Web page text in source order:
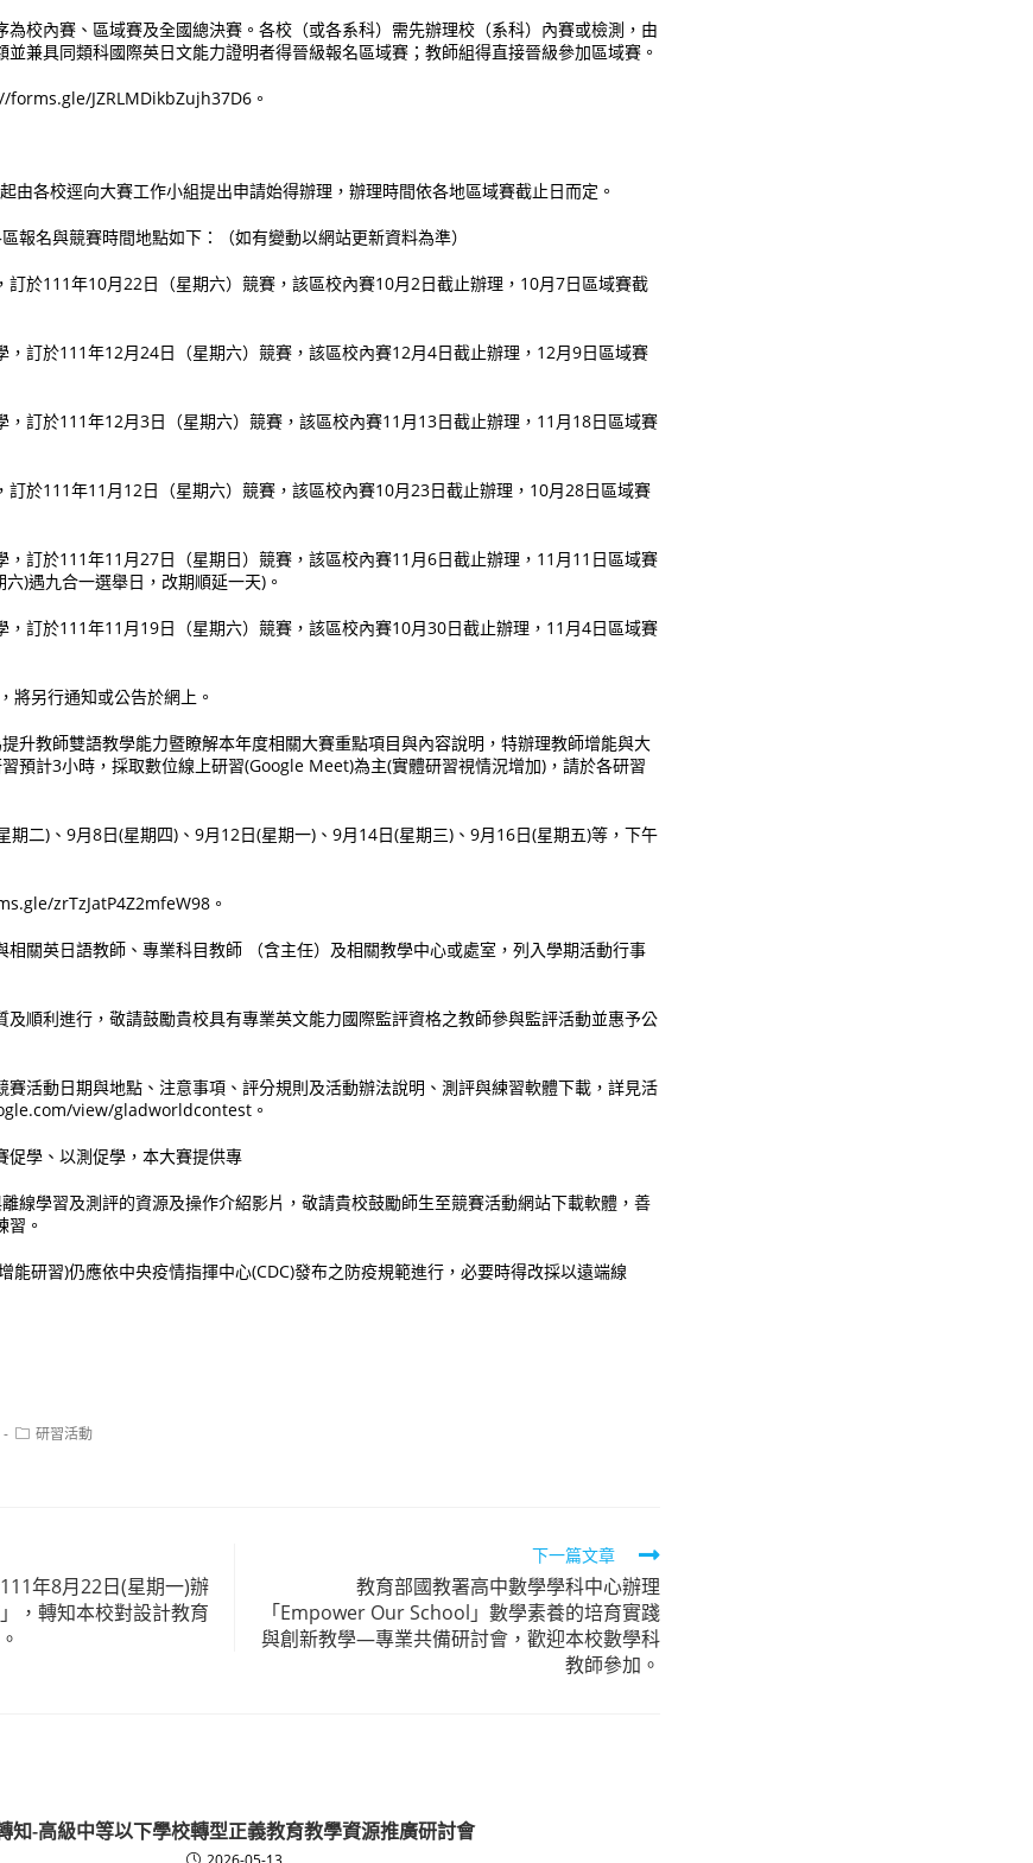
為校內賽、區域賽及全國總決賽。各校（或各系科）需先辦理校（系科）內賽或檢測，由
兼具同類科國際英日文能力證明者得晉級報名區域賽；教師組得直接晉級參加區域賽。
JZRLMDikbZujh37D6。
由各校逕向大賽工作小組提出申請始得辦理，辦理時間依各地區域賽截止日而定。
報名與競賽時間地點如下：（如有變動以網站更新資料為準）
訂於111年10月22日（星期六）競賽，該區校內賽10月2日截止辦理，10月7日區域賽截
，訂於111年12月24日（星期六）競賽，該區校內賽12月4日截止辦理，12月9日區域賽
，訂於111年12月3日（星期六）競賽，該區校內賽11月13日截止辦理，11月18日區域賽
訂於111年11月12日（星期六）競賽，該區校內賽10月23日截止辦理，10月28日區域賽
，訂於111年11月27日（星期日）競賽，該區校內賽11月6日截止辦理，11月11日區域賽
)遇九合一選舉日，改期順延一天)。
，訂於111年11月19日（星期六）競賽，該區校內賽10月30日截止辦理，11月4日區域賽
將另行通知或公告於網上。
升教師雙語教學能力暨瞭解本年度相關大賽重點項目與內容說明，特辦理教師增能與大
預計3小時，採取數位線上研習(Google Meet)為主(實體研習視情況增加)，請於各研習
期二)、9月8日(星期四)、9月12日(星期一)、9月14日(星期三)、9月16日(星期五)等，下午
zrTzJatP4Z2mfeW98。
相關英日語教師、專業科目教師 （含主任）及相關教學中心或處室，列入學期活動行事
及順利進行，敬請鼓勵貴校具有專業英文能力國際監評資格之教師參與監評活動並惠予公
賽活動日期與地點、注意事項、評分規則及活動辦法說明、測評與練習軟體下載，詳見活
view/gladworldcontest。
促學、以測促學，本大賽提供專
線學習及測評的資源及操作介紹影片，敬請貴校鼓勵師生至競賽活動網站下載軟體，善
習。
能研習)仍應依中央疫情指揮中心(CDC)發布之防疫規範進行，必要時得改採以遠端線
Post研習活動
年8月22日(星期一)辦
，轉知本校對設計教育
下一篇文章
教育部國教署高中數學學科中心辦理
「Empower Our School」數學素養的培育實踐
與創新教學—專業共備研討會，歡迎本校數學科
教師參加。
知-高級中等以下學校轉型正義教育教學資源推廣研討會